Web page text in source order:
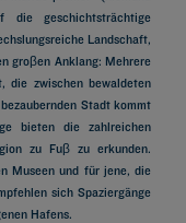
geschichtsträchtige
Landschaft,
groβen Anklang: Mehrere
die zwischen bewaldeten
Stadt kommt
bieten die zahlreichen
zu Fuβ zu erkunden.
Museen und für jene, die
sich Spaziergänge
Hafens.